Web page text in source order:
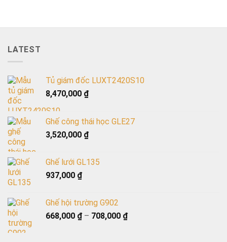
LATEST
Tủ giám đốc LUXT2420S10
8,470,000 ₫
Ghế công thái học GLE27
3,520,000 ₫
Ghế lưới GL135
937,000 ₫
Ghế hội trường G902
668,000 ₫– 708,000 ₫